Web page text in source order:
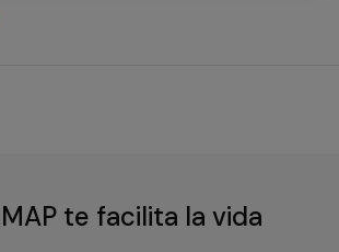
te facilita la vida